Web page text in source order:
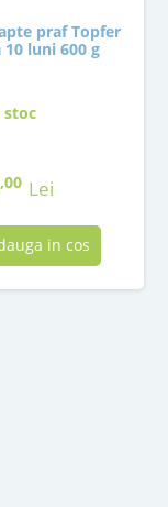
praf Topfer
10 luni 600 g
stoc
,00 Lei
in cos